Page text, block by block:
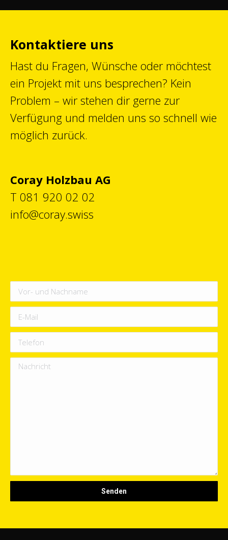
Kontaktiere uns
Hast du Fragen, Wünsche oder möchtest
ein Projekt mit uns besprechen? Kein
Problem – wir stehen dir gerne zur
Verfügung und melden uns so schnell wie
möglich zurück.
Coray Holzbau AG
T 081 920 02 02
info@coray.swiss